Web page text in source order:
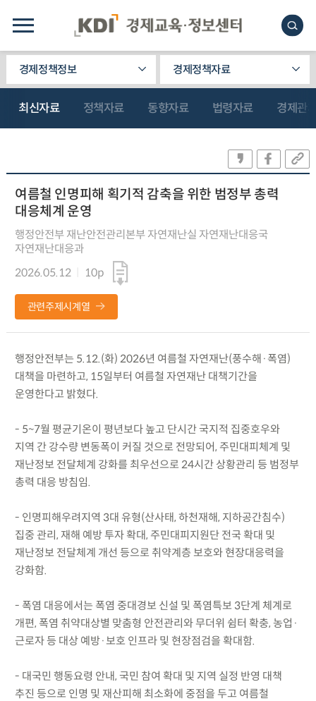
경제정책정보 경제정책자료
최신자료 정책자료 동향자료 법령자료 경제관
여름철 인명피해 획기적 감축을 위한 범정부 총력
대응체계 운영
행정안전부 재난안전관리본부 자연재난실 자연재난대응국
자연재난대응과
2026.05.12
10p
관련주제시계열
행정안전부는 5.12.(화) 2026년 여름철 자연재난(풍수해·폭염)
대책을 마련하고, 15일부터 여름철 자연재난 대책기간을
운영한다고 밝혔다.
- 5~7월 평균기온이 평년보다 높고 단시간 국지적 집중호우와
지역 간 강수량 변동폭이 커질 것으로 전망되어, 주민대피체계 및
재난정보 전달체계 강화를 최우선으로 24시간 상황관리 등 범정부
총력 대응 방침임.
- 인명피해우려지역 3대 유형(산사태, 하천재해, 지하공간침수)
집중 관리, 재해 예방 투자 확대, 주민대피지원단 전국 확대 및
재난정보 전달체계 개선 등으로 취약계층 보호와 현장대응력을
강화함.
- 폭염 대응에서는 폭염 중대경보 신설 및 폭염특보 3단계 체계로
개편, 폭염 취약대상별 맞춤형 안전관리와 무더위 쉼터 확충, 농업·
근로자 등 대상 예방·보호 인프라 및 현장점검을 확대함.
- 대국민 행동요령 안내, 국민 참여 확대 및 지역 실정 반영 대책
추진 등으로 인명 및 재산피해 최소화에 중점을 두고 여름철